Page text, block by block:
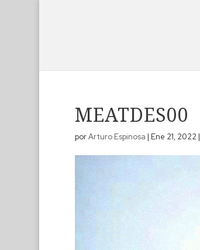
MEATDES00
porArturo Espinosa | Ene 21, 2022|